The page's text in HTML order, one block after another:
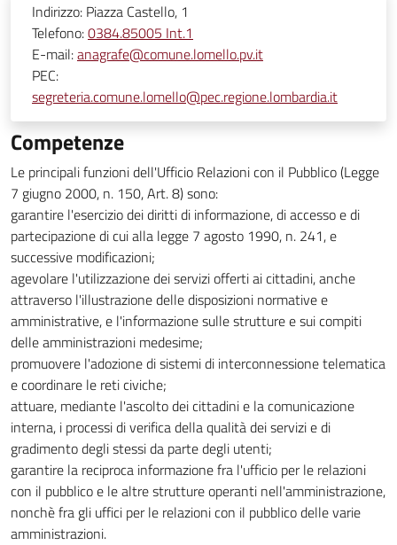
Indirizzo: Piazza Castello, 1
Telefono:0384.85005 Int.1
E-mail:anagrafe@comune.lomello.pv.it
PEC:
segreteria.comune.lomello@pec.regione.lombardia.it
Competenze
Le principali funzioni dell'Ufficio Relazioni con il Pubblico (Legge
7 giugno 2000, n. 150, Art. 8) sono:
garantire l'esercizio dei diritti di informazione, di accesso e di
partecipazione di cui alla legge 7 agosto 1990, n. 241, e
successive modificazioni;
agevolare l'utilizzazione dei servizi offerti ai cittadini, anche
attraverso l'illustrazione delle disposizioni normative e
amministrative, e l'informazione sulle strutture e sui compiti
delle amministrazioni medesime;
promuovere l'adozione di sistemi di interconnessione telematica
e coordinare le reti civiche;
attuare, mediante l'ascolto dei cittadini e la comunicazione
interna, i processi di verifica della qualità dei servizi e di
gradimento degli stessi da parte degli utenti;
garantire la reciproca informazione fra l'ufficio per le relazioni
con il pubblico e le altre strutture operanti nell'amministrazione,
nonchè fra gli uffici per le relazioni con il pubblico delle varie
amministrazioni.